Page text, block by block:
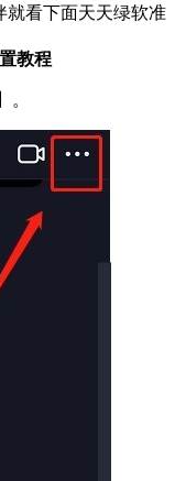
就看下面天天绿软准
教程
。